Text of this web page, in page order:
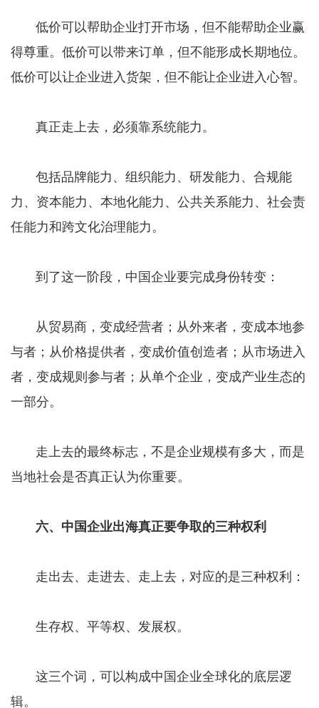
低价可以帮助企业打开市场，但不能帮助企业赢
得尊重。低价可以带来订单，但不能形成长期地位。
低价可以让企业进入货架，但不能让企业进入心智。
真正走上去，必须靠系统能力。
包括品牌能力、组织能力、研发能力、合规能
力、资本能力、本地化能力、公共关系能力、社会责
任能力和跨文化治理能力。
到了这一阶段，中国企业要完成身份转变：
从贸易商，变成经营者；从外来者，变成本地参
与者；从价格提供者，变成价值创造者；从市场进入
者，变成规则参与者；从单个企业，变成产业生态的
一部分。
走上去的最终标志，不是企业规模有多大，而是
当地社会是否真正认为你重要。
六、中国企业出海真正要争取的三种权利
走出去、走进去、走上去，对应的是三种权利：
生存权、平等权、发展权。
这三个词，可以构成中国企业全球化的底层逻
辑。